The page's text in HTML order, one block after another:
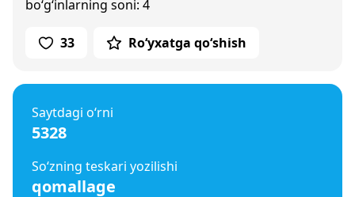
bo‘g‘inlarning soni: 4
33 Ro‘yxatga qo‘shish
Saytdagi o‘rni
5328
So‘zning teskari yozilishi
qomallage